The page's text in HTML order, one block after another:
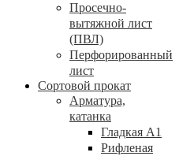
Просечно-
вытяжной лист
(ПВЛ)
Перфорированный
лист
Сортовой прокат
Арматура,
катанка
Гладкая А1
Рифленая